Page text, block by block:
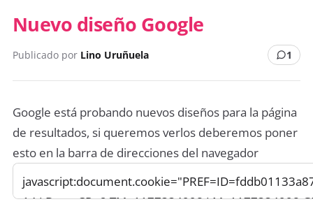
Nuevo diseño Google
Publicado por Lino Uruñuela 1
Google está probando nuevos diseños para la página
de resultados, si queremos verlos deberemos poner
esto en la barra de direcciones del navegador